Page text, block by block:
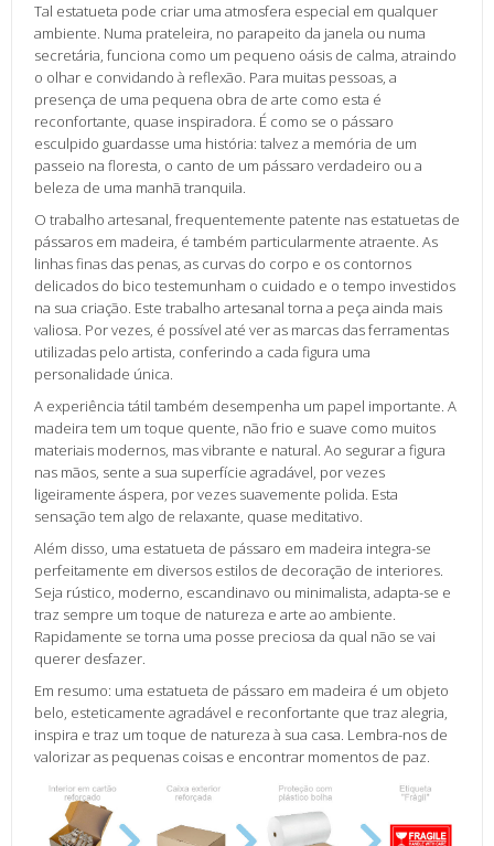
Tal estatueta pode criar uma atmosfera especial em qualquer
ambiente. Numa prateleira, no parapeito da janela ou numa
secretária, funciona como um pequeno oásis de calma, atraindo
o olhar e convidando à reflexão. Para muitas pessoas, a
presença de uma pequena obra de arte como esta é
reconfortante, quase inspiradora. É como se o pássaro
esculpido guardasse uma história: talvez a memória de um
passeio na floresta, o canto de um pássaro verdadeiro ou a
beleza de uma manhã tranquila.
O trabalho artesanal, frequentemente patente nas estatuetas de
pássaros em madeira, é também particularmente atraente. As
linhas finas das penas, as curvas do corpo e os contornos
delicados do bico testemunham o cuidado e o tempo investidos
na sua criação. Este trabalho artesanal torna a peça ainda mais
valiosa. Por vezes, é possível até ver as marcas das ferramentas
utilizadas pelo artista, conferindo a cada figura uma
personalidade única.
A experiência tátil também desempenha um papel importante. A
madeira tem um toque quente, não frio e suave como muitos
materiais modernos, mas vibrante e natural. Ao segurar a figura
nas mãos, sente a sua superfície agradável, por vezes
ligeiramente áspera, por vezes suavemente polida. Esta
sensação tem algo de relaxante, quase meditativo.
Além disso, uma estatueta de pássaro em madeira integra-se
perfeitamente em diversos estilos de decoração de interiores.
Seja rústico, moderno, escandinavo ou minimalista, adapta-se e
traz sempre um toque de natureza e arte ao ambiente.
Rapidamente se torna uma posse preciosa da qual não se vai
querer desfazer.
Em resumo: uma estatueta de pássaro em madeira é um objeto
belo, esteticamente agradável e reconfortante que traz alegria,
inspira e traz um toque de natureza à sua casa. Lembra-nos de
valorizar as pequenas coisas e encontrar momentos de paz.